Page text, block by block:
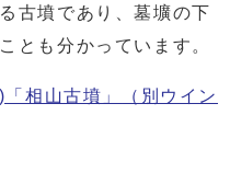
古墳であり、墓壙の下
とも分かっています。
相山古墳」
（別ウイン